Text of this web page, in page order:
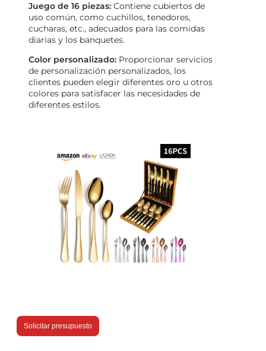
Juego de 16 piezas: Contiene cubiertos de
uso común, como cuchillos, tenedores,
cucharas, etc., adecuados para las comidas
diarias y los banquetes.
Color personalizado: Proporcionar servicios
de personalización personalizados, los
clientes pueden elegir diferentes oro u otros
colores para satisfacer las necesidades de
diferentes estilos.
Solicitar presupuesto